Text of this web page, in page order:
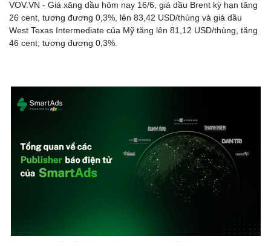
VOV.VN - Giá xăng dầu hôm nay 16/6, giá dầu Brent kỳ hạn tăng
26 cent, tương đương 0,3%, lên 83,42 USD/thùng và giá dầu
West Texas Intermediate của Mỹ tăng lên 81,12 USD/thùng, tăng
46 cent, tương đương 0,3%.